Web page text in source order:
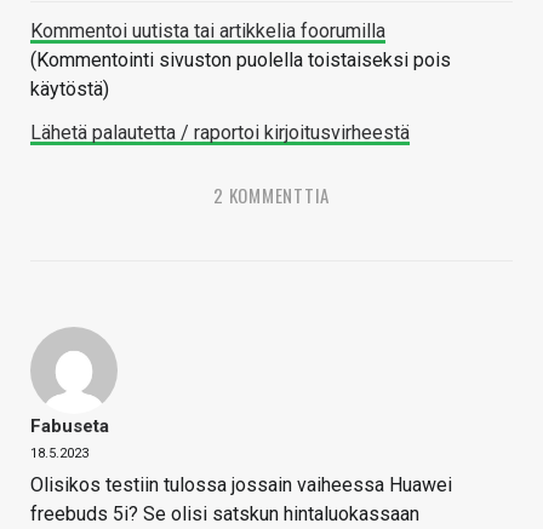
Kommentoi uutista tai artikkelia foorumilla
(Kommentointi sivuston puolella toistaiseksi pois
käytöstä)
Lähetä palautetta / raportoi kirjoitusvirheestä
2 KOMMENTTIA
Fabuseta
18.5.2023
Olisikos testiin tulossa jossain vaiheessa Huawei
freebuds 5i? Se olisi satskun hintaluokassaan